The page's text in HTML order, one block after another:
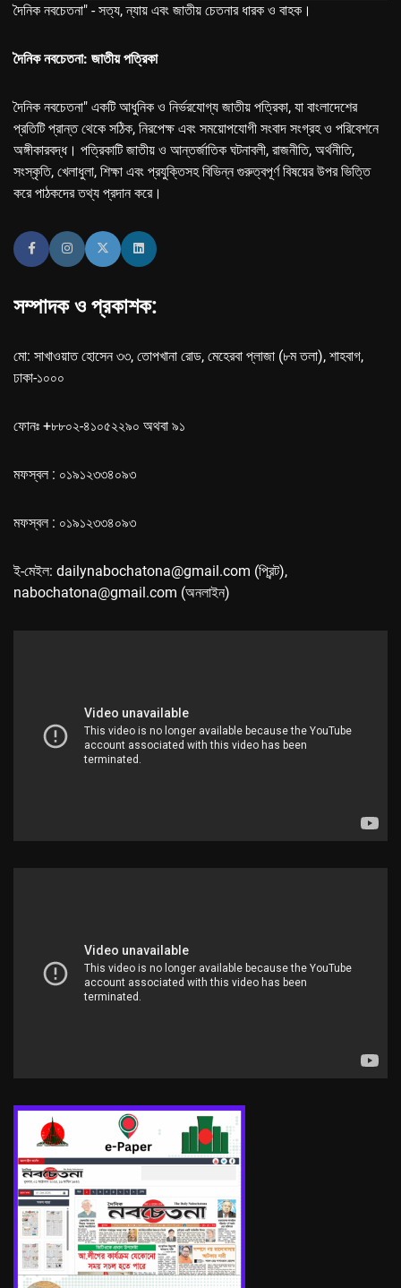
দৈনিক নবচেতনা" - সত্য, ন্যায় এবং জাতীয় চেতনার ধারক ও বাহক।
দৈনিক নবচেতনা: জাতীয় পত্রিকা
দৈনিক নবচেতনা" একটি আধুনিক ও নির্ভরযোগ্য জাতীয় পত্রিকা, যা বাংলাদেশের
প্রতিটি প্রান্ত থেকে সঠিক, নিরপেক্ষ এবং সময়োপযোগী সংবাদ সংগ্রহ ও পরিবেশনে
অঙ্গীকারবদ্ধ। পত্রিকাটি জাতীয় ও আন্তর্জাতিক ঘটনাবলী, রাজনীতি, অর্থনীতি,
সংস্কৃতি, খেলাধুলা, শিক্ষা এবং প্রযুক্তিসহ বিভিন্ন গুরুত্বপূর্ণ বিষয়ের উপর ভিত্তি
করে পাঠকদের তথ্য প্রদান করে।
সম্পাদক ও প্রকাশক:
মো: সাখাওয়াত হোসেন ৩৩, তোপখানা রোড, মেহেরবা প্লাজা (৮ম তলা), শাহবাগ,
ঢাকা-১০০০
ফোনঃ +৮৮০২-৪১০৫২২৯০ অথবা ৯১
মফস্বল : ০১৯১২৩৩৪০৯৩
মফস্বল : ০১৯১২৩৩৪০৯৩
ই-মেইল: dailynabochatona@gmail.com (প্রিন্ট),
nabochatona@gmail.com (অনলাইন)